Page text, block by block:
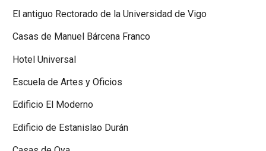
El antiguo Rectorado de la Universidad de Vigo
Casas de Manuel Bárcena Franco
Hotel Universal
Escuela de Artes y Oficios
Edificio El Moderno
Edificio de Estanislao Durán